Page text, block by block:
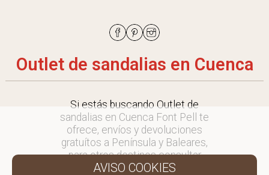
Outlet de sandalias en Cuenca
Si estás buscando Outlet de
sandalias en Cuenca Font Pell te
ofrece, envíos y devoluciones
gratuítos a Península y Baleares,
para otros destinos consultar
en comercial@fontpell.com.